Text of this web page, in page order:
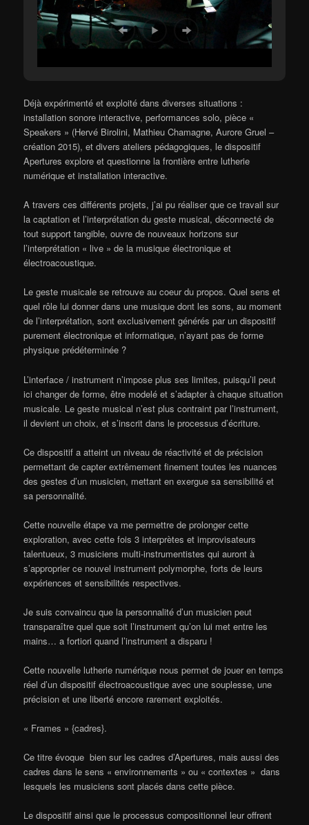
Déjà expérimenté et exploité dans diverses situations :
installation sonore interactive, performances solo, pièce «
Speakers » (Hervé Birolini, Mathieu Chamagne, Aurore Gruel –
création 2015), et divers ateliers pédagogiques, le dispositif
Apertures explore et questionne la frontière entre lutherie
numérique et installation interactive.
A travers ces différents projets, j’ai pu réaliser que ce travail sur
la captation et l’interprétation du geste musical, déconnecté de
tout support tangible, ouvre de nouveaux horizons sur
l’interprétation « live » de la musique électronique et
électroacoustique.
Le geste musicale se retrouve au coeur du propos. Quel sens et
quel rôle lui donner dans une musique dont les sons, au moment
de l’interprétation, sont exclusivement générés par un dispositif
purement électronique et informatique, n’ayant pas de forme
physique prédéterminée ?
L’interface / instrument n’impose plus ses limites, puisqu’il peut
ici changer de forme, être modelé et s’adapter à chaque situation
musicale. Le geste musical n’est plus contraint par l’instrument,
il devient un choix, et s’inscrit dans le processus d’écriture.
Ce dispositif a atteint un niveau de réactivité et de précision
permettant de capter extrêmement finement toutes les nuances
des gestes d’un musicien, mettant en exergue sa sensibilité et
sa personnalité.
Cette nouvelle étape va me permettre de prolonger cette
exploration, avec cette fois 3 interprètes et improvisateurs
talentueux, 3 musiciens multi-instrumentistes qui auront à
s’approprier ce nouvel instrument polymorphe, forts de leurs
expériences et sensibilités respectives.
Je suis convaincu que la personnalité d’un musicien peut
transparaître quel que soit l’instrument qu’on lui met entre les
mains… a fortiori quand l’instrument a disparu !
Cette nouvelle lutherie numérique nous permet de jouer en temps
réel d’un dispositif électroacoustique avec une souplesse, une
précision et une liberté encore rarement exploités.
« Frames » {cadres}.
Ce titre évoque bien sur les cadres d’Apertures, mais aussi des
cadres dans le sens « environnements » ou « contextes » dans
lesquels les musiciens sont placés dans cette pièce.
Le dispositif ainsi que le processus compositionnel leur offrent